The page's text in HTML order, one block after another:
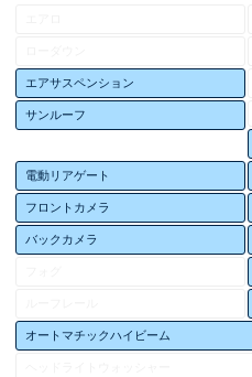
エアサスペンション
サンルーフ
電動リアゲート
フロントカメラ
バックカメラ
オートマチックハイビーム